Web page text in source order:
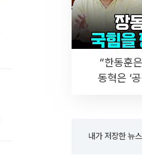
“한동훈
동혁은 ‘
내가 저장한 뉴